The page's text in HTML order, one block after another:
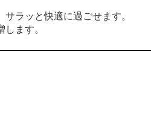
ラッと快適に過ごせます。
ます。